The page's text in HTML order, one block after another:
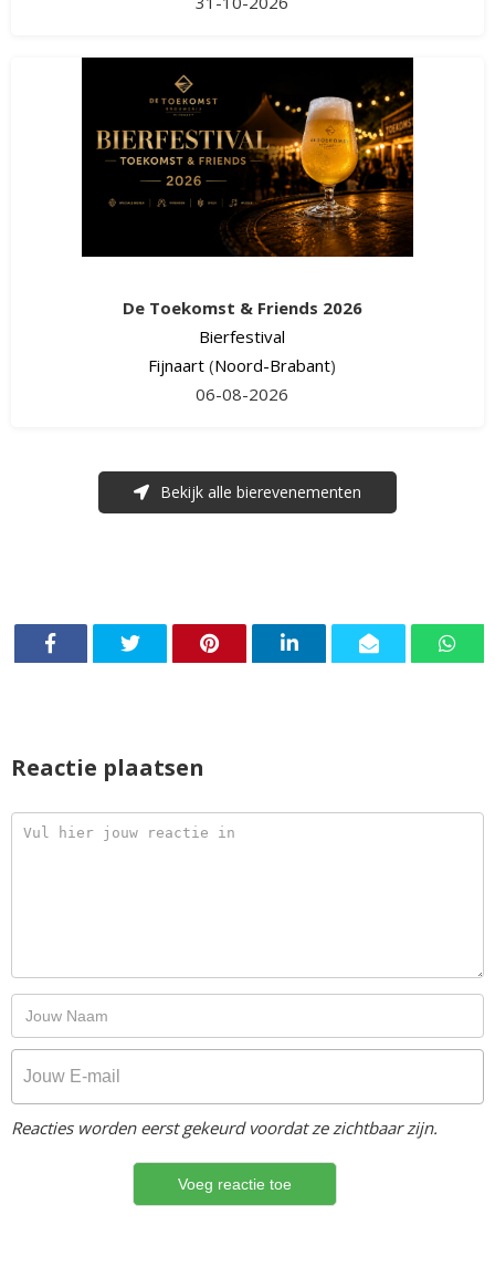
De Toekomst & Friends 2026
Bierfestival
Fijnaart (Noord-Brabant)
06-08-2026
Bekijk alle bierevenementen
Reactie plaatsen
Reacties worden eerst gekeurd voordat ze zichtbaar zijn.